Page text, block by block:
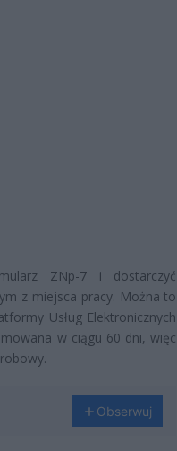
ZNp-7 i dostarczyć
z miejsca pracy. Można to
Usług Elektronicznych
w ciągu 60 dni, więc
Obserwuj